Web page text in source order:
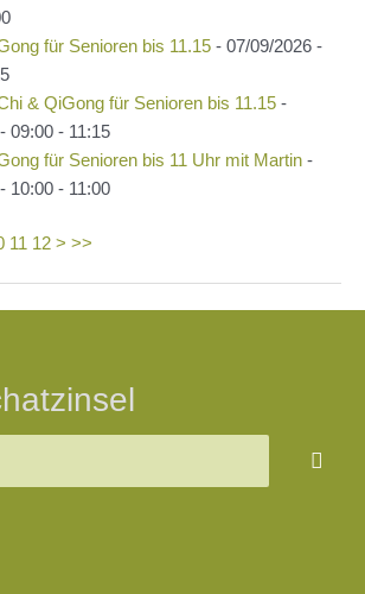
für Senioren bis 11.15- 07/09/2026 -
& QiGong für Senioren bis 11.15-
09:00 - 11:15
für Senioren bis 11 Uhr mit Martin-
10:00 - 11:00
11 12 > >>